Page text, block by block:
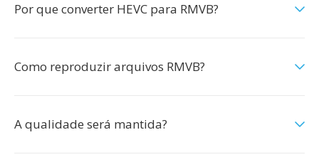
Por que converter HEVC para RMVB?
Como reproduzir arquivos RMVB?
A qualidade será mantida?